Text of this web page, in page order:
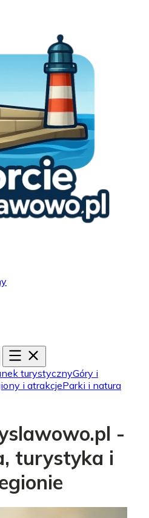
turystycznyGóry i
i atrakcjeParki i natura
-
turystyka i